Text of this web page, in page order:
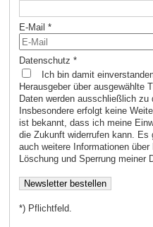
E-Mail *
Datenschutz *
Ich bin damit
Herausgeber über ausgewählte
Daten werden ausschließlich
Insbesondere erfolgt keine
ist bekannt, dass ich meine
die Zukunft widerrufen kann. Es
auch weitere Informationen
Löschung und Sperrung meiner
*) Pflichtfeld.